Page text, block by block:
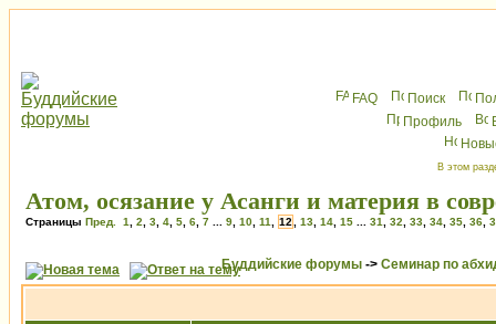
FAQ Поиск
Профиль
В этом
Атом, осязание у Асанги и материя в
Страницы Пред. 1 2 3 4 5 6 7 9 10 11 12 13 14 15 31 32 33 34 35 36
Буддийские форумы -> Семинар по